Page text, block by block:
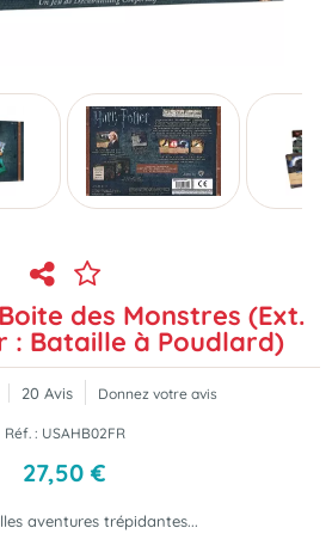
des Monstres (Ext.
: Bataille à Poudlard)
20 Avis Donnez votre avis
Réf. : USAHB02FR
27,50 €
aventures trépidantes...